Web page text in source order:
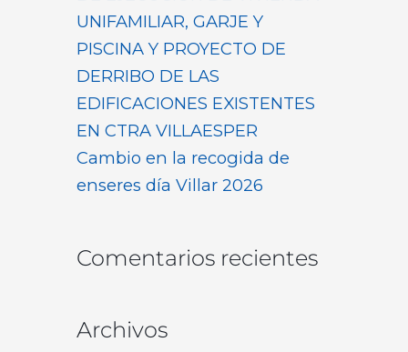
UNIFAMILIAR, GARJE Y
PISCINA Y PROYECTO DE
DERRIBO DE LAS
EDIFICACIONES EXISTENTES
EN CTRA VILLAESPER
Cambio en la recogida de
enseres día Villar 2026
Comentarios recientes
Archivos